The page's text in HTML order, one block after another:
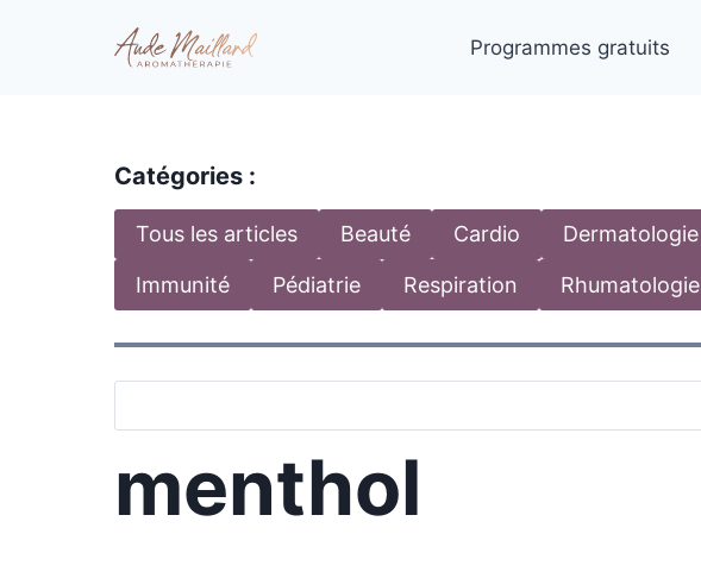
Programmes gratuits
Catégories :
Tous les articles Beauté Cardio Dermatologie
Immunité Pédiatrie Respiration Rhumatologie
menthol